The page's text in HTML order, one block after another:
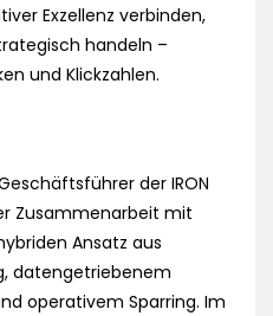
Exzellenz verbinden,
handeln –
und Klickzahlen.
der IRON
Zusammenarbeit mit
Ansatz aus
datengetriebenem
operativem Sparring. Im